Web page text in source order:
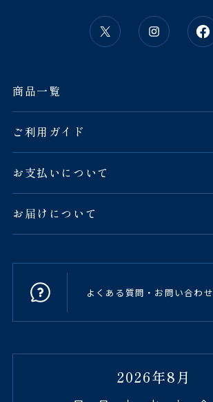
商品一覧
ご利用ガイド
お支払いについて
お届けについて
よくある質問・お問い合わせ
2026年8月